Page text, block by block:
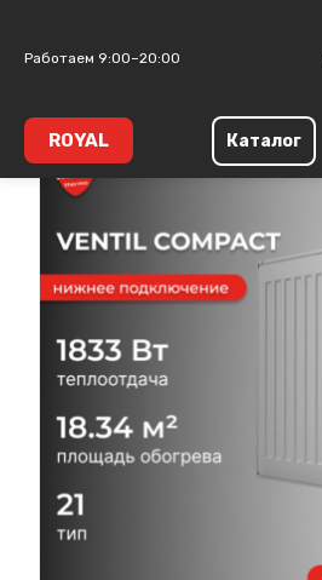
Работаем 9:00–20:00
ROYAL Каталог